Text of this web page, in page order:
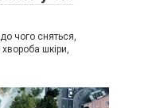
чого сняться,
шкіри,